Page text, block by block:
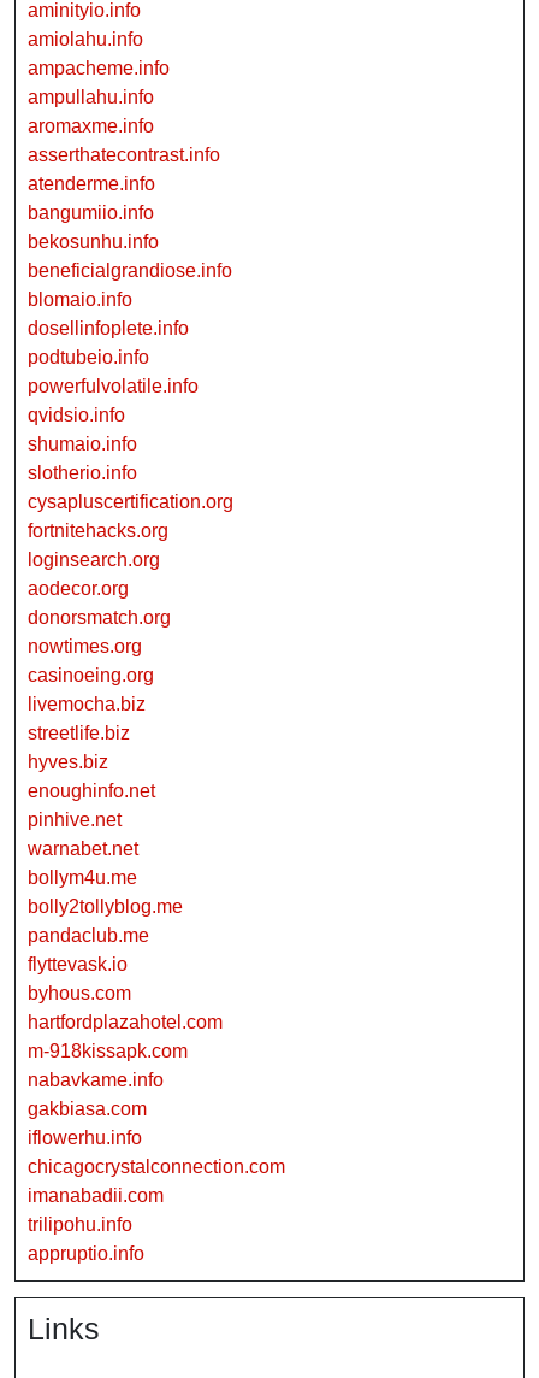
aminityio.info
amiolahu.info
ampacheme.info
ampullahu.info
aromaxme.info
asserthatecontrast.info
atenderme.info
bangumiio.info
bekosunhu.info
beneficialgrandiose.info
blomaio.info
dosellinfoplete.info
podtubeio.info
powerfulvolatile.info
qvidsio.info
shumaio.info
slotherio.info
cysapluscertification.org
fortnitehacks.org
loginsearch.org
aodecor.org
donorsmatch.org
nowtimes.org
casinoeing.org
livemocha.biz
streetlife.biz
hyves.biz
enoughinfo.net
pinhive.net
warnabet.net
bollym4u.me
bolly2tollyblog.me
pandaclub.me
flyttevask.io
byhous.com
hartfordplazahotel.com
m-918kissapk.com
nabavkame.info
gakbiasa.com
iflowerhu.info
chicagocrystalconnection.com
imanabadii.com
trilipohu.info
appruptio.info
Links